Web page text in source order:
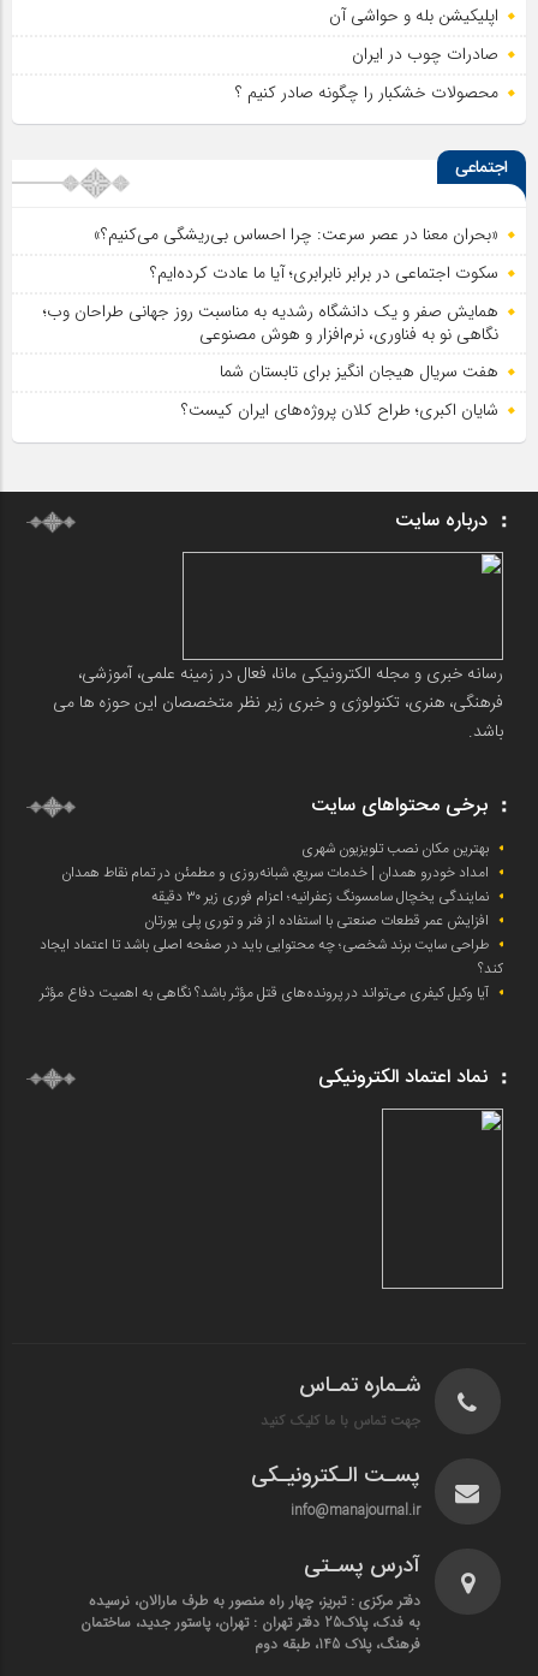
اپلیکیشن بله و حواشی آن
صادرات چوب در ایران
محصولات خشکبار را چگونه صادر کنیم ؟
اجتماعی
«بحران معنا در عصر سرعت: چرا احساس بی‌ریشگی می‌کنیم؟»
سکوت اجتماعی در برابر نابرابری؛ آیا ما عادت کرده‌ایم؟
همایش صفر و یک دانشگاه رشدیه به مناسبت روز جهانی طراحان وب؛
نگاهی نو به فناوری، نرم‌افزار و هوش مصنوعی
هفت سریال هیجان انگیز برای تابستان شما
شایان اکبری؛ طراح کلان پروژه‌های ایران کیست؟
درباره سایت
رسانه خبری و مجله الکترونیکی مانا، فعال در زمینه علمی، آموزشی،
فرهنگی، هنری، تکنولوژی و خبری زیر نظر متخصصان این حوزه ها می
باشد.
برخی محتواهای سایت
بهترین مکان نصب تلویزیون شهری
امداد خودرو همدان | خدمات سریع، شبانه‌روزی و مطمئن در تمام نقاط همدان
نمایندگی یخچال سامسونگ زعفرانیه؛ اعزام فوری زیر ۳۰ دقیقه
افزایش عمر قطعات صنعتی با استفاده از فنر و توری پلی یورتان
طراحی سایت برند شخصی؛ چه محتوایی باید در صفحه اصلی باشد تا اعتماد ایجاد
کند؟
آیا وکیل کیفری می‌تواند در پرونده‌های قتل مؤثر باشد؟ نگاهی به اهمیت دفاع مؤثر
نماد اعتماد الکترونیکی
شـماره تمـاس
جهت تماس با ما کلیک کنید
پسـت الـکترونیـکی
info@manajournal.ir
آدرس پسـتی
دفتر مرکزی : تبریز، چهار راه منصور به طرف مارالان، نرسیده
به فدک، پلاک25 دفتر تهران : تهران، پاستور جدید، ساختمان
فرهنگ، پلاک 145، طبقه دوم